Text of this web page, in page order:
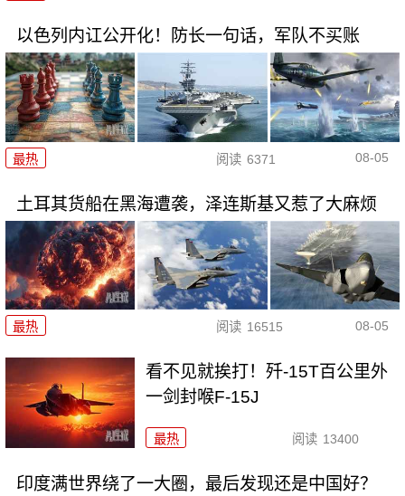
以色列内讧公开化！防长一句话，军队不买账
最热 阅读 6371 08-05
土耳其货船在黑海遭袭，泽连斯基又惹了大麻烦
最热 阅读 16515 08-05
看不见就挨打！歼-15T百公里外
一剑封喉F-15J
最热 阅读 13400
印度满世界绕了一大圈，最后发现还是中国好？